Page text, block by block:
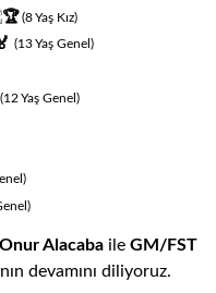
(8Yaş Kız)
(13Yaş Genel)
(12 Yaş Genel)
Onur Alacaba ile GM/FST
devamını diliyoruz.